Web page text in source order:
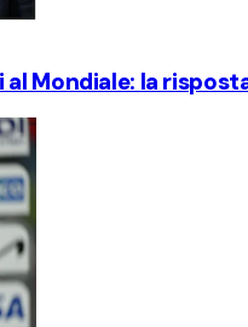
Mondiale: la